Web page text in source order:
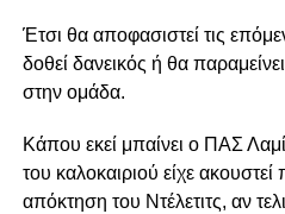
Έτσι θα αποφασιστεί τις
δοθεί δανεικός ή θα
στην ομάδα.
Κάπου εκεί μπαίνει ο ΠΑΣ
του καλοκαιριού είχε ακουστεί
απόκτηση του Ντέλετιτς, αν